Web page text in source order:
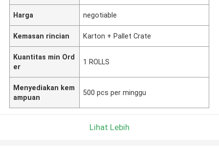
Harga negotiable
Kemasan rincian Karton + Pallet Crate
Kuantitas min Ord
er
1 ROLLS
Menyediakan kem
ampuan
500 pcs per minggu
Lihat Lebih